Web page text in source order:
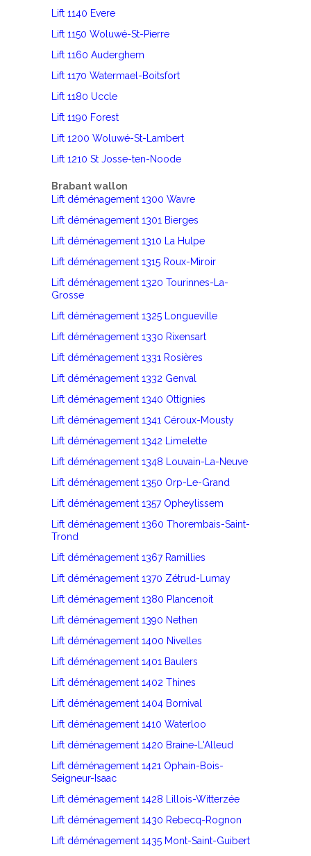
Lift 1140 Evere
Lift 1150 Woluwé-St-Pierre
Lift 1160 Auderghem
Lift 1170 Watermael-Boitsfort
Lift 1180 Uccle
Lift 1190 Forest
Lift 1200 Woluwé-St-Lambert
Lift 1210 St Josse-ten-Noode
Brabant wallon
Lift déménagement 1300 Wavre
Lift déménagement 1301 Bierges
Lift déménagement 1310 La Hulpe
Lift déménagement 1315 Roux-Miroir
Lift déménagement 1320 Tourinnes-La-
Grosse
Lift déménagement 1325 Longueville
Lift déménagement 1330 Rixensart
Lift déménagement 1331 Rosières
Lift déménagement 1332 Genval
Lift déménagement 1340 Ottignies
Lift déménagement 1341 Céroux-Mousty
Lift déménagement 1342 Limelette
Lift déménagement 1348 Louvain-La-Neuve
Lift déménagement 1350 Orp-Le-Grand
Lift déménagement 1357 Opheylissem
Lift déménagement 1360 Thorembais-Saint-
Trond
Lift déménagement 1367 Ramillies
Lift déménagement 1370 Zétrud-Lumay
Lift déménagement 1380 Plancenoit
Lift déménagement 1390 Nethen
Lift déménagement 1400 Nivelles
Lift déménagement 1401 Baulers
Lift déménagement 1402 Thines
Lift déménagement 1404 Bornival
Lift déménagement 1410 Waterloo
Lift déménagement 1420 Braine-L'Alleud
Lift déménagement 1421 Ophain-Bois-
Seigneur-Isaac
Lift déménagement 1428 Lillois-Witterzée
Lift déménagement 1430 Rebecq-Rognon
Lift déménagement 1435 Mont-Saint-Guibert